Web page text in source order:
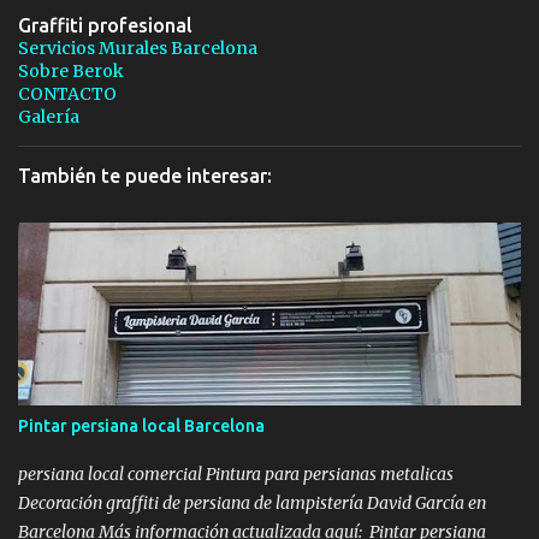
Graffiti profesional
Servicios Murales Barcelona
Sobre Berok
CONTACTO
Galería
También te puede interesar:
Pintar persiana local Barcelona
persiana local comercial Pintura para persianas metalicas
Decoración graffiti de persiana de lampistería David García en
Barcelona Más información actualizada aquí: Pintar persiana